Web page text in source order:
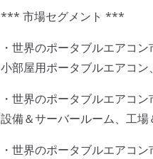
*** 市場セグメント ***
・世界のポータブルエアコ
小部屋用ポータブルエアコ
・世界のポータブルエアコ
設備＆サーバールーム、工
・世界のポータブルエアコ